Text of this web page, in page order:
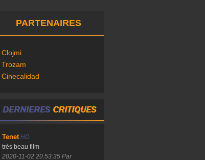
PARTENAIRES
Clojmi
Trozam
Cinecalidad
TenetHD
très beau film
2020-11-02 20:53:35 Par